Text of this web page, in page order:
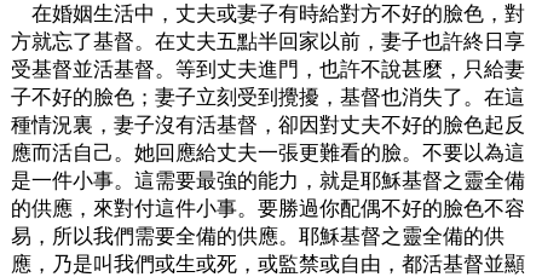
在婚姻生活中，丈夫或妻子有時給對方不好的臉色，對
方就忘了基督。在丈夫五點半回家以前，妻子也許終日享
受基督並活基督。等到丈夫進門，也許不說甚麼，只給妻
子不好的臉色；妻子立刻受到攪擾，基督也消失了。在這
種情況裏，妻子沒有活基督，卻因對丈夫不好的臉色起反
應而活自己。她回應給丈夫一張更難看的臉。不要以為這
是一件小事。這需要最強的能力，就是耶穌基督之靈全備
的供應，來對付這件小事。要勝過你配偶不好的臉色不容
易，所以我們需要全備的供應。耶穌基督之靈全備的供
應，乃是叫我們或生或死，或監禁或自由，都活基督並顯